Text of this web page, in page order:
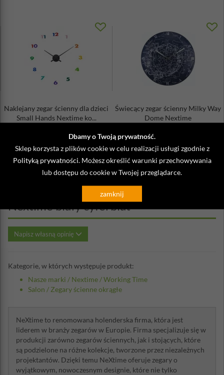
Dbamy o Twoją prywatność.
Sklep korzysta z plików cookie w celu realizacji usługi zgodnie z
Polityką prywatności. Możesz określić warunki przechowywania
lub dostępu do cookie w Twojej przeglądarce.
zamknij
Naklejany zegar ścienny dla dzieci
Small Hands Nextime ko...
Świecący zegar ścienny Milky Way
Dome Nextime
Opinie o Zegar ścienny 60 minutes
Nextime biały cyferblat
Napisz własną opinię
Kategorie, w których występuje produkt:
Nasze marki / Nextime /Working Time
Salon / Zegary ścienne okrągłe
NeXtime to renomowana holenderska firma, która jest
liderem w branży zegarów w Europie. Firma specjalizuje się w
produkcji zarówno zegarów ściennych, jak i stojących, które
są podzielone na różne kolekcje, tworzone przez niezależnych
projektantów. Dzięki temu NeXtime oferuje zegary o
wyjątkowym, nowoczesnym designie, które nie tylko